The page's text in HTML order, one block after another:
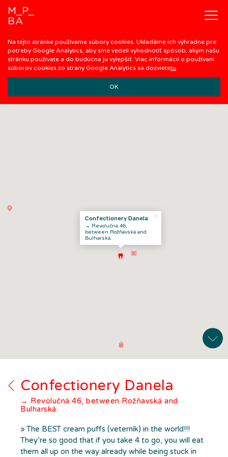
Na tejto stránke používame súbory cookies. Ukladáme ich výhradne pre
potreby Google Analytics, aby sme vedeli vyhodnotiť spôsob, akým našu
stránku používate a do budúcna ju vylepšiť. Viac informácií o používaní
súborov cookies zo strany Google Analytics sa dozvietetu.
OK
Confectionery Danela
→ Revolučná 46,
between Rožňavská and
Bulharská.
Confectionery Danela
→ Revolučná 46, between Rožňavská and
Bulharská.
» The BEST cream puffs (veterník) in the world!!!
They’re so good that if you take 4 to go, you will eat
them all up on the way already while being stuck in